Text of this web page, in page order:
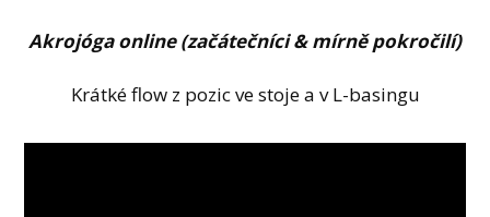
Akrojóga online (začátečníci & mírně pokročilí)
Krátké flow z pozic ve stoje a v L-basingu